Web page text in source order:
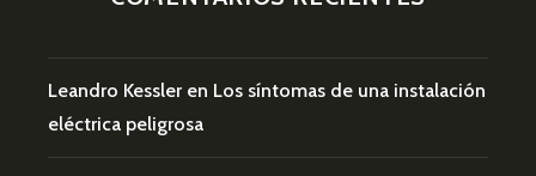
Leandro Kessler en Los síntomas de una instalación
eléctrica peligrosa